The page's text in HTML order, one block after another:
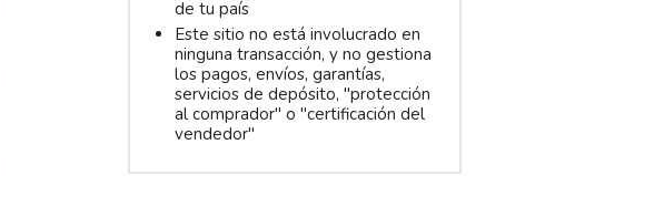
de tu país
Este sitio no está involucrado en
ninguna transacción, y no gestiona
los pagos, envíos, garantías,
servicios de depósito, "protección
al comprador" o "certificación del
vendedor"